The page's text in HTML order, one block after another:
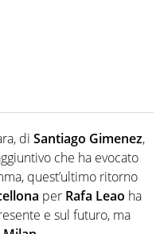
di Santiago Gimenez,
che ha evocato
quest’ultimo ritorno
per Rafa Leao ha
e sul futuro, ma